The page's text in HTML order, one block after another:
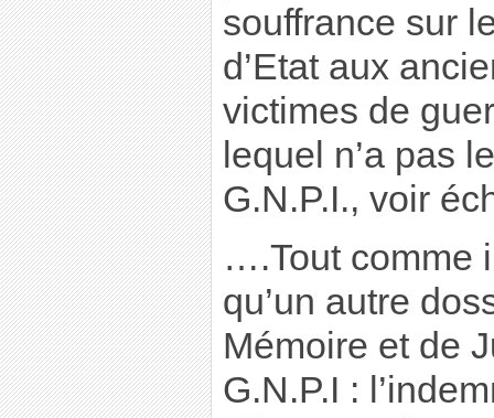
souffrance sur
d’Etat aux
victimes de
lequel n’a pas
G.N.P.I., voir
….Tout comme
qu’un autre
Mémoire et de
G.N.P.I :